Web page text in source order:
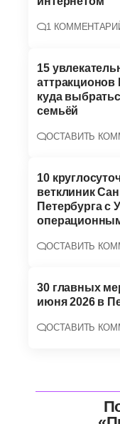
1
15
аттракционов
куда
семьёй
ОСТАВИТЬ
10
ветклиник
Петербурга с
ОСТАВИТЬ
30 главных
июня 2026 в
ОСТАВИТЬ